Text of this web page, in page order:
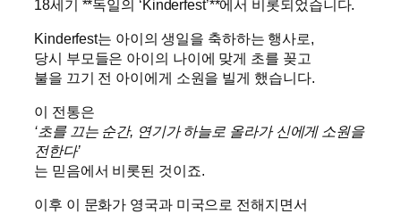
18세기 **독일의 ‘Kinderfest’**에서 비롯되었습니다.
Kinderfest는 아이의 생일을 축하하는 행사로,
당시 부모들은 아이의 나이에 맞게 초를 꽂고
불을 끄기 전 아이에게 소원을 빌게 했습니다.
이 전통은
‘초를 끄는 순간, 연기가 하늘로 올라가 신에게 소원을
전한다’
는 믿음에서 비롯된 것이죠.
이후 이 문화가 영국과 미국으로 전해지면서